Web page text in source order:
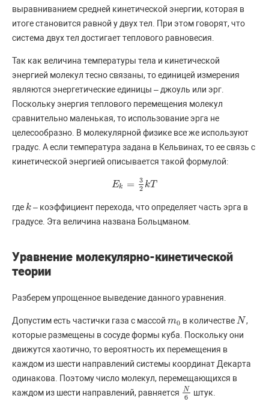
выравниванием средней кинетической энергии, которая в
итоге становится равной у двух тел. При этом говорят, что
система двух тел достигает теплового равновесия.
Так как величина температуры тела и кинетической
энергией молекул тесно связаны, то единицей измерения
являются энергетические единицы – джоуль или эрг.
Поскольку энергия теплового перемещения молекул
сравнительно маленькая, то использование эрга не
целесообразно. В молекулярной физике все же используют
градус. А если температура задана в Кельвинах, то ее связь с
кинетической энергией описывается такой формулой:
Ek = 3
2 kT
Ek= 32 kT
где k
k – коэффициент перехода, что определяет часть эрга в
градусе. Эта величина названа Больцманом.
Уравнение молекулярно-кинетической
теории
Разберем упрощенное выведение данного уравнения.
Допустим есть частички газа с массой m0
m0 в количествеN
N ,
которые размещены в сосуде формы куба. Поскольку они
движутся хаотично, то вероятность их перемещения в
каждом из шести направлений системы координат Декарта
одинакова. Поэтому число молекул, перемещающихся в
каждом из шести направлений, равняется N
6
N6 штук.